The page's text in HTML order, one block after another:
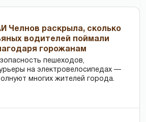
Челнов раскрыла, сколько
водителей поймали
горожанам
пешеходов,
на электровелосипедах —
многих жителей города.